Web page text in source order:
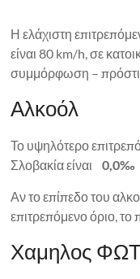
Η ελάχιστη
είναι 80 km/h, σε
συμμόρφωση –
Αλκοόλ
Το υψηλότερο
Σλοβακία είναι0,0‰
Αν το επίπεδο του
επιτρεπόμενο όριο,
Χαμηλος